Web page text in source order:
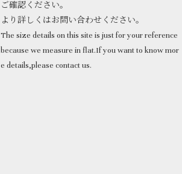
ご確認ください。
より詳しくはお問い合わせください。
The size details on this site is just for your reference
because we measure in flat.If you want to know mor
e details,please contact us.